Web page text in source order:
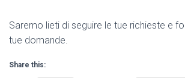
Saremo lieti di seguire le tue richieste e
tue domande.
Share this: